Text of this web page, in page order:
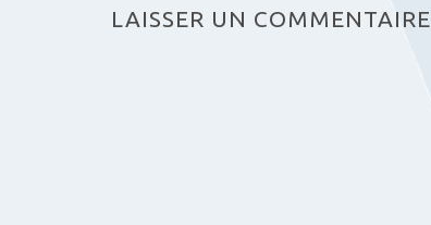
LAISSER UN COMMENTAIRE